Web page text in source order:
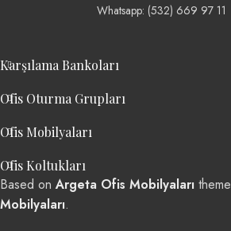
Whatsapp: (532) 669 97 11
Karşılama Bankoları
Ofis Oturma Grupları
Ofis Mobilyaları
Ofis Koltukları
Based onArgeta Ofis Mobilyaları theme
Mobilyaları.